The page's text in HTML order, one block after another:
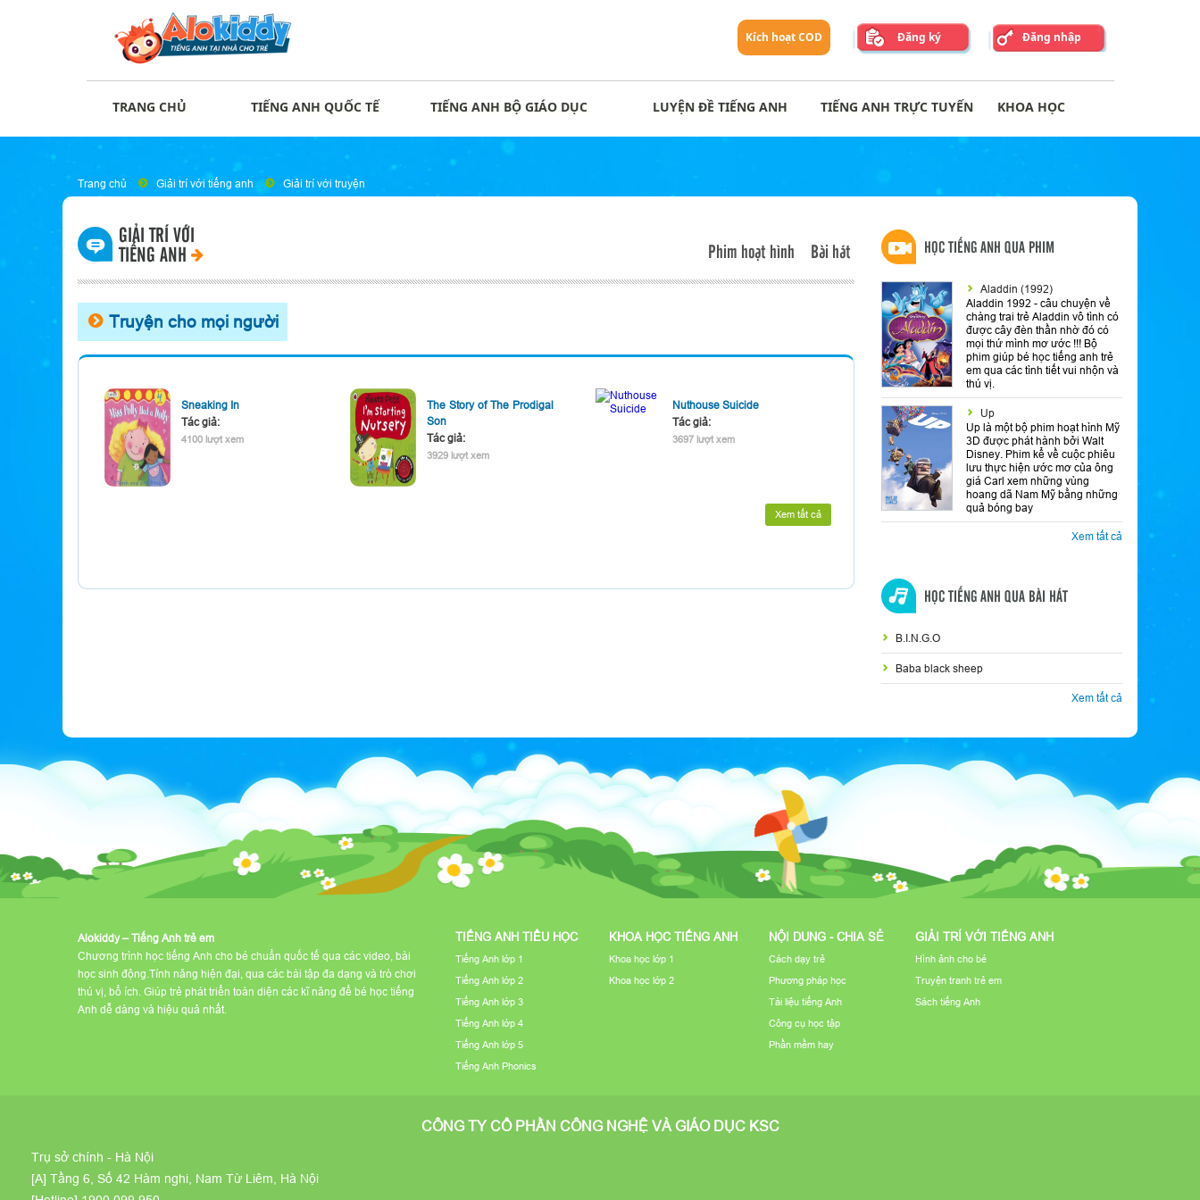
Đăng nhập
Đăng ký
Kích hoạt COD
TRANG CHỦ TIẾNG ANH QUỐC TẾ TIẾNG ANH BỘ GIÁO DỤC LUYỆN ĐỀ TIẾNG ANH TIẾNG ANH TRỰC TUYẾN KHOA HỌC
Trang chủ Giải trí với tiếng anh Giải trí với truyện
GIẢI TRÍ VỚI
TIẾNG ANH
Phim hoạt hình Bài hát
Truyện cho mọi người
Sneaking In
Tác giả:
4100 lượt xem
The Story of The Prodigal
Son
Tác giả:
3929 lượt xem
Nuthouse Suicide
Tác giả:
3697 lượt xem
Xem tất cả
HỌC TIẾNG ANH QUA PHIM
Aladdin (1992)
Aladdin 1992 - câu chuyện về
chàng trai trẻ Aladdin vô tình có
được cây đèn thần nhờ đó có
mọi thứ mình mơ ước !!! Bộ
phim giúp bé học tiếng anh trẻ
em qua các tình tiết vui nhộn và
thú vị.
Up
Up là một bộ phim hoạt hình Mỹ
3D được phát hành bởi Walt
Disney. Phim kể về cuộc phiêu
lưu thực hiện ước mơ của ông
giá Carl xem những vùng
hoang dã Nam Mỹ bằng những
quả bóng bay
Xem tất cả
HỌC TIẾNG ANH QUA BÀI HÁT
B.I.N.G.O
Baba black sheep
Xem tất cả
Alokiddy – Tiếng Anh trẻ em
Chương trình học tiếng Anh cho bé chuẩn quốc tế qua các video, bài
học sinh động.Tính năng hiện đại, qua các bài tập đa dạng và trò chơi
thú vị, bổ ích. Giúp trẻ phát triển toàn diện các kĩ năng để bé học tiếng
Anh dễ dàng và hiệu quả nhất.
TIẾNG ANH TIỂU HỌC
Tiếng Anh lớp 1
Tiếng Anh lớp 2
Tiếng Anh lớp 3
Tiếng Anh lớp 4
Tiếng Anh lớp 5
Tiếng Anh Phonics
KHOA HỌC TIẾNG ANH
Khoa học lớp 1
Khoa học lớp 2
NỘI DUNG - CHIA SẺ
Cách dạy trẻ
Phương pháp học
Tài liệu tiếng Anh
Công cụ học tập
Phần mềm hay
GIẢI TRÍ VỚI TIẾNG ANH
Hình ảnh cho bé
Truyện tranh trẻ em
Sách tiếng Anh
CÔNG TY CỔ PHẦN CÔNG NGHỆ VÀ GIÁO DỤC KSC
Trụ sở chính - Hà Nội
[A] Tầng 6, Số 42 Hàm nghi, Nam Từ Liêm, Hà Nội